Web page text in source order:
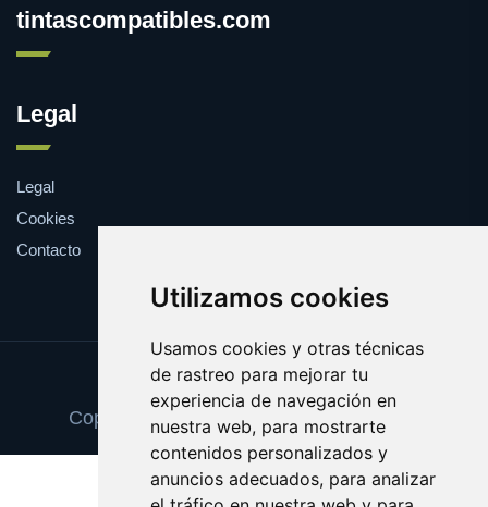
Utilizamos cookies
Usamos cookies y otras técnicas
de rastreo para mejorar tu
experiencia de navegación en
nuestra web, para mostrarte
contenidos personalizados y
anuncios adecuados, para analizar
tintascompatibles.com
Legal
Legal
Cookies
Contacto
Update cookies preferences
Copyright © 2025 tintascompatibles.com